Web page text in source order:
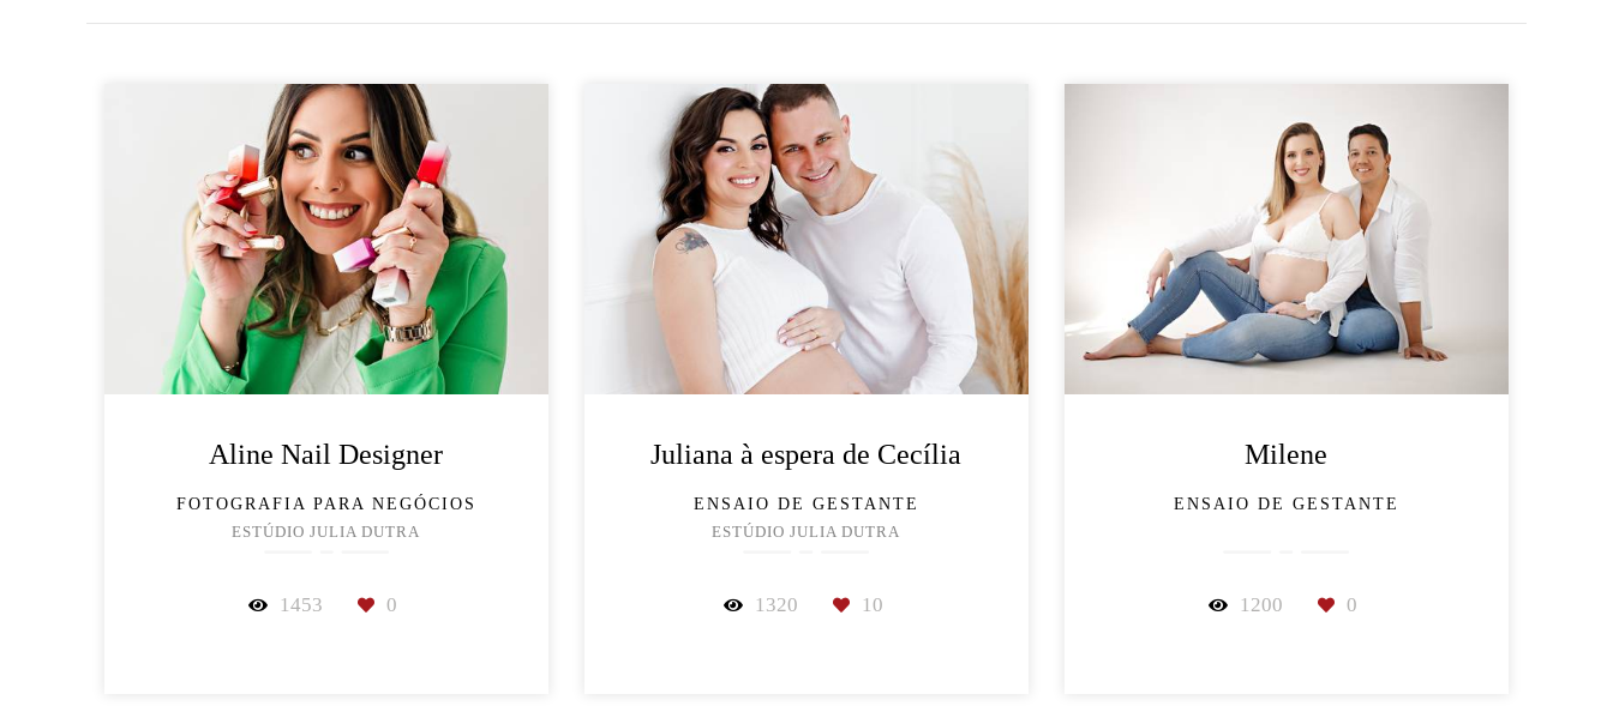
Aline Nail Designer
FOTOGRAFIA PARA NEGÓCIOS
ESTÚDIO JULIA DUTRA
1453 0
Juliana à espera de Cecília
ENSAIO DE GESTANTE
ESTÚDIO JULIA DUTRA
1320 10
Milene
ENSAIO DE GESTANTE
1200 0